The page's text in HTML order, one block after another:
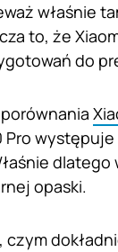
właśnie
to, że
do
opaski.